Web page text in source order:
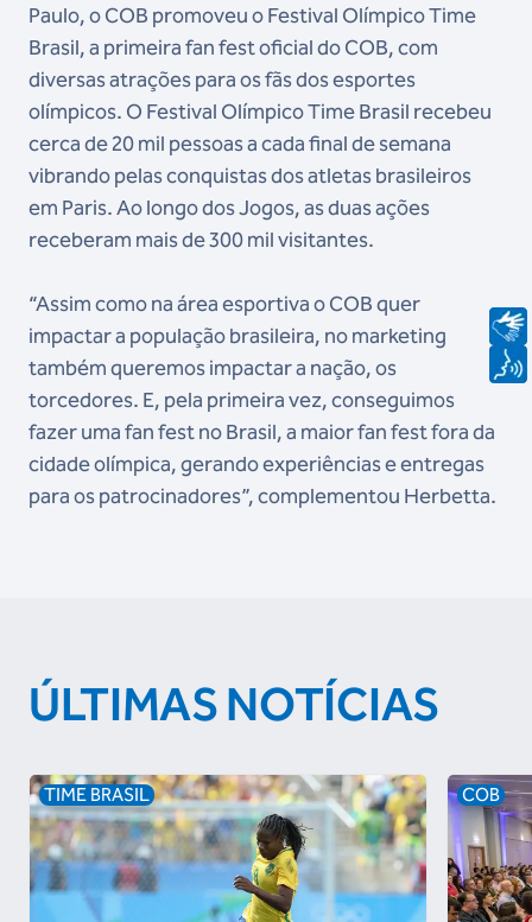
Paulo, o COB promoveu o Festival Olímpico Time
Brasil, a primeira fan fest oficial do COB, com
diversas atrações para os fãs dos esportes
olímpicos. O Festival Olímpico Time Brasil recebeu
cerca de 20 mil pessoas a cada final de semana
vibrando pelas conquistas dos atletas brasileiros
em Paris. Ao longo dos Jogos, as duas ações
receberam mais de 300 mil visitantes.
“Assim como na área esportiva o COB quer
impactar a população brasileira, no marketing
também queremos impactar a nação, os
torcedores. E, pela primeira vez, conseguimos
fazer uma fan fest no Brasil, a maior fan fest fora da
cidade olímpica, gerando experiências e entregas
para os patrocinadores”, complementou Herbetta.
ÚLTIMAS NOTÍCIAS
TIME BRASIL COB